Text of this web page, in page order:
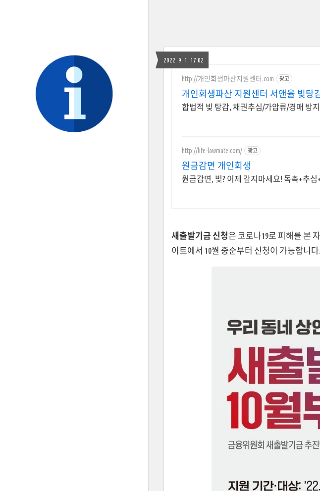
2022. 9. 1. 17:02
http://개인회생파산지원센터.com 광고
개인회생파산 지원센터 서앤율 빚탕
합법적 빚 탕감, 채권추심/가압류/경매 방
http://life-lawmate.com/ 광고
원금감면 개인회생
원금감면, 빚? 이제 갚지마세요! 독촉+추
새출발기금 신청은 코로나19로 피해를 본
이트에서 10월 중순부터 신청이 가능합니다.